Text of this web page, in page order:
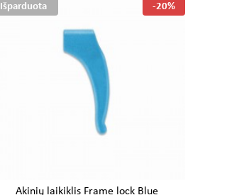
Išparduota -20%
Akinių laikiklis Frame lock Blue